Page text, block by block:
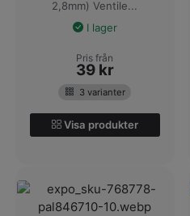
2,8mm) Ventile...
I lager
Pris från
39 kr
3 varianter
Visa produkter